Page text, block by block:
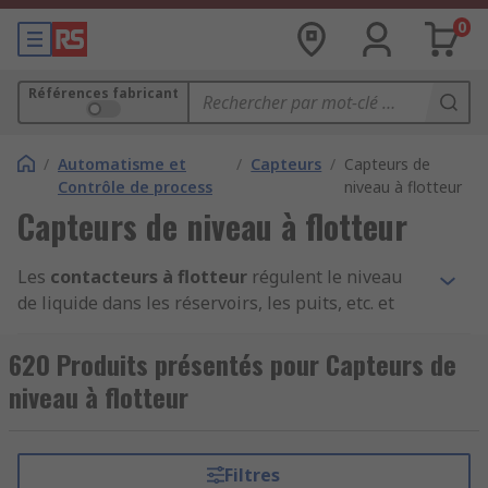
0
Références fabricant
/ Automatisme et
Contrôle de process
/ Capteurs / Capteurs de
niveau à flotteur
Capteurs de niveau à flotteur
Les contacteurs à flotteur régulent le niveau
de liquide dans les réservoirs, les puits, etc. et
niveau de l'eau souterraine, des pompes à eaux
usées et matières fécales, pour les pompes de
transfert d'eau brute et de liquides dans les
620 Produits présentés pour Capteurs de
niveau à flotteur
Filtres